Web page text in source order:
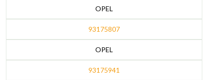
OPEL
93175807
OPEL
93175941